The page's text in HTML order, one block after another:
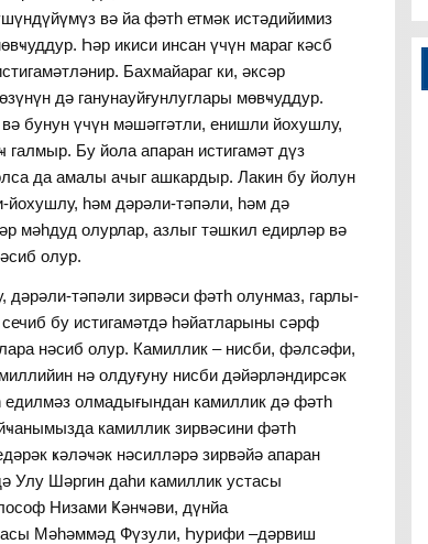
вә йа фәтһ етмәк истәдийимиз
Һәр икиси инсан үчүн мараг кәсб
Бахмайараг ки, әксәр
дә ганунауйғунлуглары мөвҹуддур.
бунун үчүн мәшәггәтли, енишли йохушлу,
Бу йола апаран истигамәт дүз
да амалы ачыг ашкардыр. Лакин бу йолун
һәм дәрәли-тәпәли, һәм дә
мәһдуд олурлар, азлыг тәшкил едирләр вә
олур.
тәпәли зирвәси фәтһ олунмаз, гарлы-
бу истигамәтдә һәйатларыны сәрф
нәсиб олур. Камиллик – нисби, фәлсәфи,
нә олдуғуну нисби дәйәрләндирсәк
едилмәз олмадығындан камиллик дә фәтһ
камиллик зирвәсини фәтһ
ҝәләҹәк нәсилләрә зирвәйә апаран
Улу Шәргин даһи камиллик устасы
Низами Ҝәнҹәви, дүнйа
Мәһәммәд Фүзули, Һурифи –дәрвиш